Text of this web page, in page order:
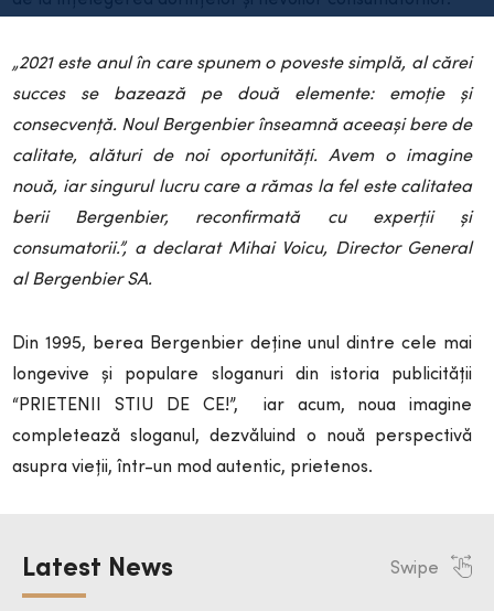
„2021 este anul în care spunem o poveste simplă, al cărei
succes se bazează pe două elemente: emoție și
consecvență. Noul Bergenbier înseamnă aceeași bere de
calitate, alături de noi oportunități. Avem o imagine
nouă, iar singurul lucru care a rămas la fel este calitatea
berii Bergenbier, reconfirmată cu experții și
consumatorii.”, a declarat Mihai Voicu, Director General
al Bergenbier SA.
Din 1995, berea Bergenbier deține unul dintre cele mai
longevive și populare sloganuri din istoria publicității
“PRIETENII STIU DE CE!”, iar acum, noua imagine
completează sloganul, dezvăluind o nouă perspectivă
asupra vieții, într-un mod autentic, prietenos.
Latest News Swipe